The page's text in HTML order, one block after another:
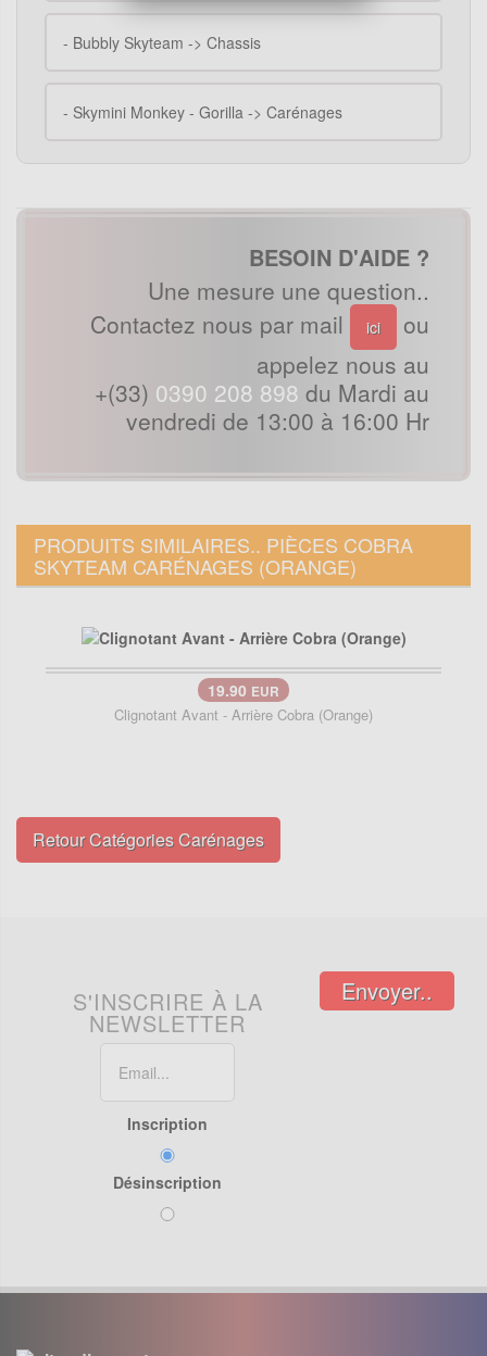
- Bubbly Skyteam -> Chassis
- Skymini Monkey - Gorilla -> Carénages
BESOIN D'AIDE ?
Une mesure une question..
Contactez nous par mail
ici
ou
appelez nous au
+(33) 0390 208 898 du Mardi au
vendredi de 13:00 à 16:00 Hr
PRODUITS SIMILAIRES.. PIÈCES COBRA
SKYTEAM CARÉNAGES (ORANGE)
19.90 EUR
Clignotant Avant - Arrière Cobra (Orange)
Retour Catégories Carénages
S'INSCRIRE À LA
NEWSLETTER
Inscription
Désinscription
Envoyer..